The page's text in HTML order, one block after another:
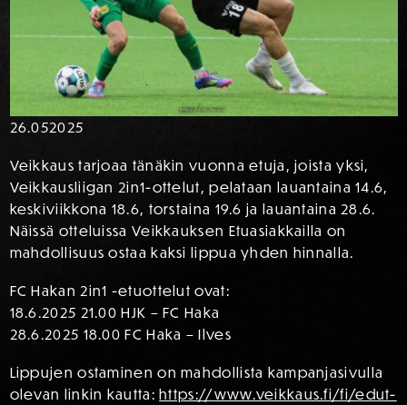
26.052025
Veikkaus tarjoaa tänäkin vuonna etuja, joista yksi,
Veikkausliigan 2in1-ottelut, pelataan lauantaina 14.6,
keskiviikkona 18.6, torstaina 19.6 ja lauantaina 28.6.
Näissä otteluissa Veikkauksen Etuasiakkailla on
mahdollisuus ostaa kaksi lippua yhden hinnalla.
FC Hakan 2in1 -etuottelut ovat:
18.6.2025 21.00 HJK – FC Haka
28.6.2025 18.00 FC Haka – Ilves
Lippujen ostaminen on mahdollista kampanjasivulla
olevan linkin kautta:https://www.veikkaus.fi/fi/edut-